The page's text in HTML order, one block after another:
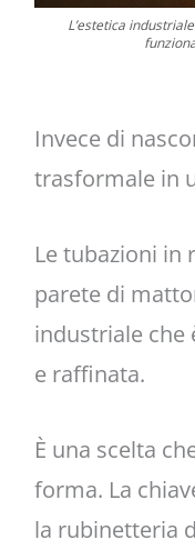
L’estetica
Invece di
trasformale in
Le tubazioni in
parete di
industriale che
e raffinata.
È una scelta
forma. La
la rubinetteria